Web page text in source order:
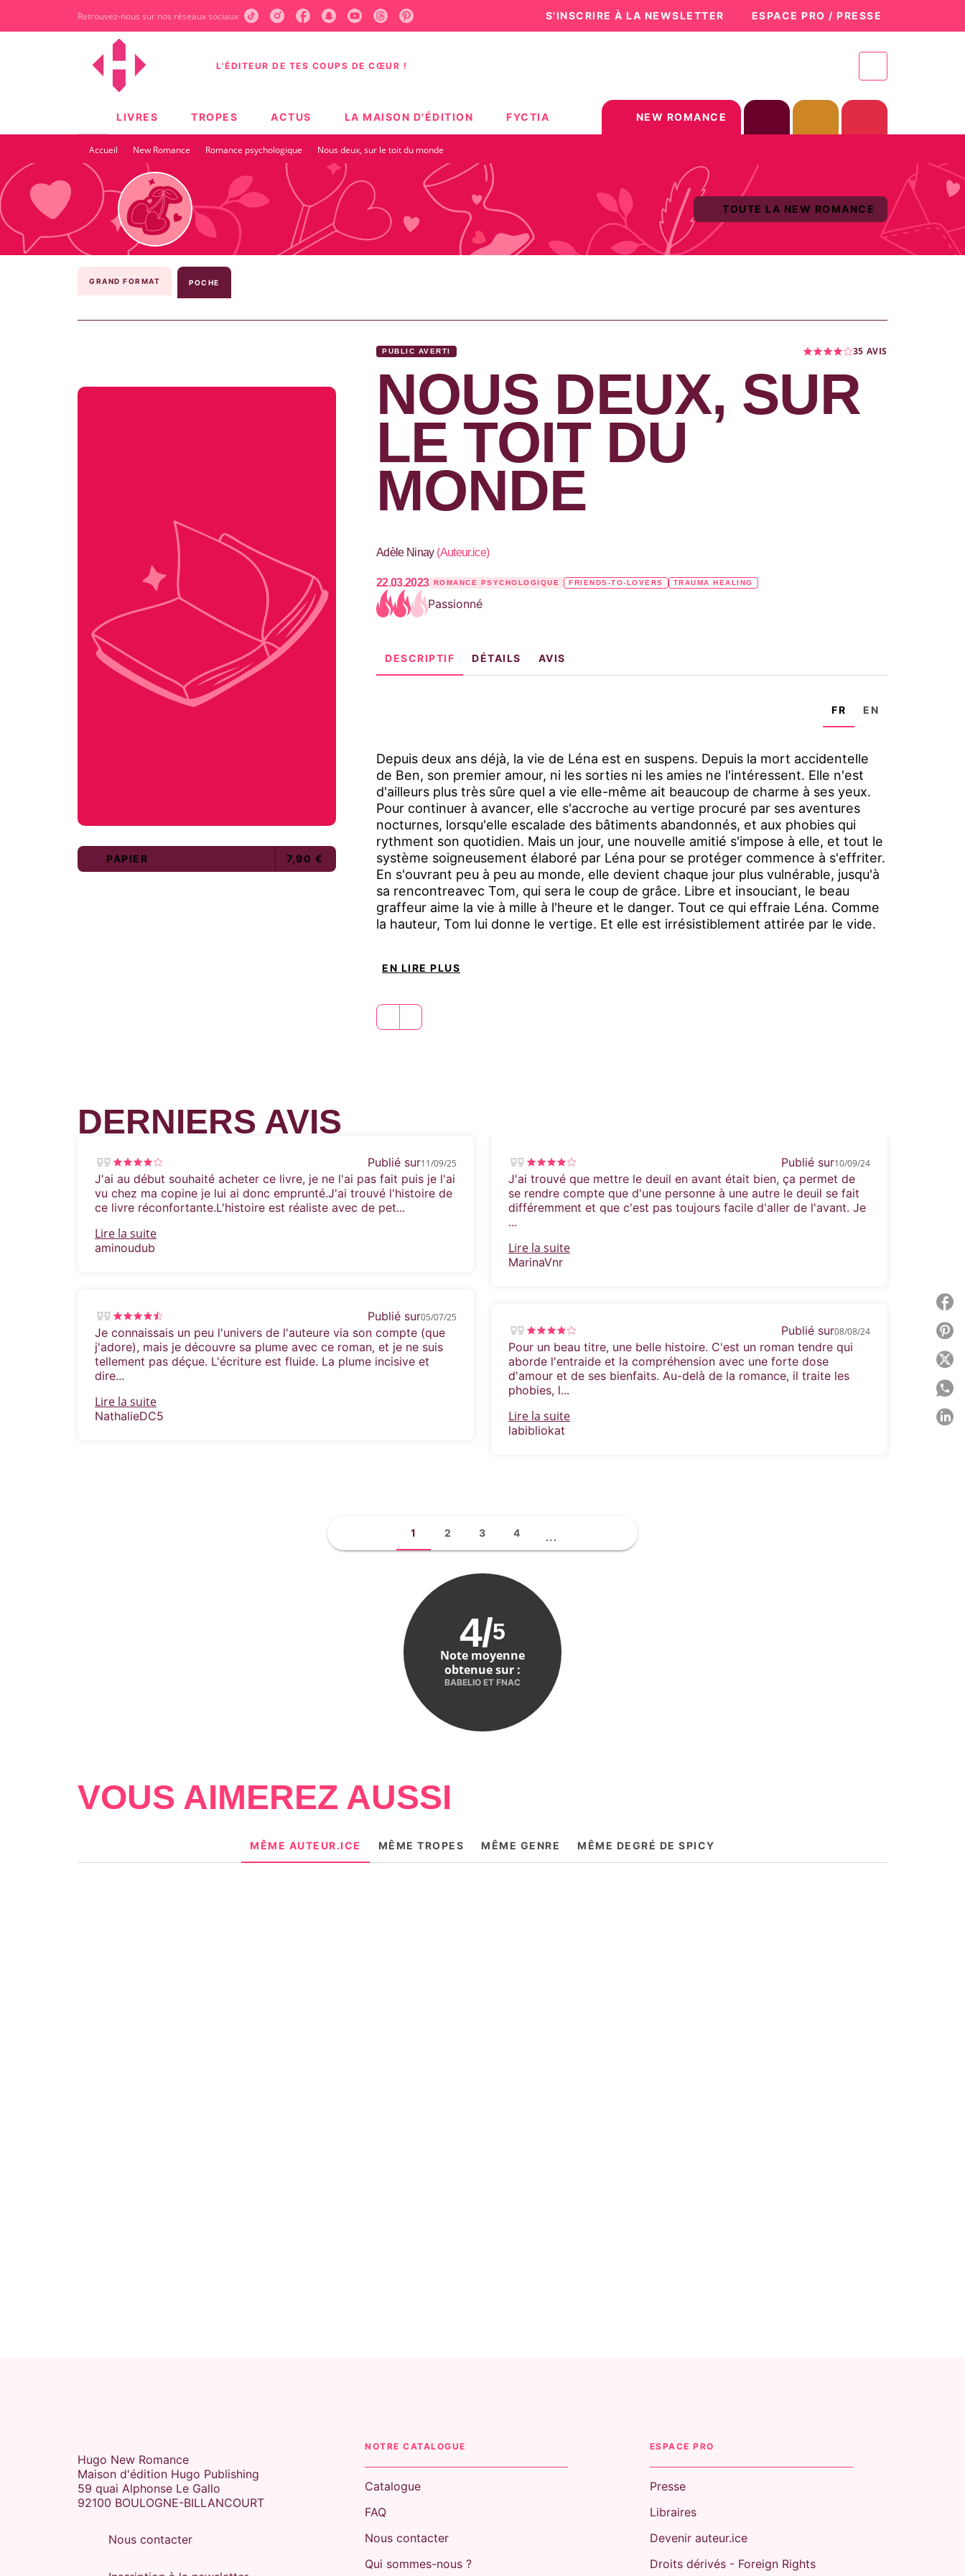
CONTENU PIED DE PAGE
Retrouvez-nous sur nos réseaux sociaux S'INSCRIRE À LA NEWSLETTER ESPACE PRO / PRESSE
L'ÉDITEUR DE TES COUPS DE CŒUR !
LIVRES TROPES ACTUS LA MAISON D'ÉDITION FYCTIA NEW ROMANCE
Accueil · New Romance · Romance psychologique · Nous deux, sur le toit du monde
TOUTE LA NEW ROMANCE
GRAND FORMAT POCHE
PAPIER 7,90 €
PUBLIC AVERTI 35 AVIS
NOUS DEUX, SUR
LE TOIT DU
MONDE
Adèle Ninay(Auteur.ice)
22.03.2023 ROMANCE PSYCHOLOGIQUE FRIENDS-TO-LOVERS TRAUMA HEALING
Passionné
DESCRIPTIF DÉTAILS AVIS
FR EN
Depuis deux ans déjà, la vie de Léna est en suspens. Depuis la mort accidentelle
de Ben, son premier amour, ni les sorties ni les amies ne l'intéressent. Elle n'est
d'ailleurs plus très sûre quel a vie elle-même ait beaucoup de charme à ses yeux.
Pour continuer à avancer, elle s'accroche au vertige procuré par ses aventures
nocturnes, lorsqu'elle escalade des bâtiments abandonnés, et aux phobies qui
rythment son quotidien. Mais un jour, une nouvelle amitié s'impose à elle, et tout le
système soigneusement élaboré par Léna pour se protéger commence à s'effriter.
En s'ouvrant peu à peu au monde, elle devient chaque jour plus vulnérable, jusqu'à
sa rencontreavec Tom, qui sera le coup de grâce. Libre et insouciant, le beau
graffeur aime la vie à mille à l'heure et le danger. Tout ce qui effraie Léna. Comme
la hauteur, Tom lui donne le vertige. Et elle est irrésistiblement attirée par le vide.
EN LIRE PLUS
DERNIERS AVIS
Publié sur11/09/25
J'ai au début souhaité acheter ce livre, je ne l'ai pas fait puis je l'ai
vu chez ma copine je lui ai donc emprunté.J'ai trouvé l'histoire de
ce livre réconfortante.L'histoire est réaliste avec de pet...
Lire la suite
aminoudub
Publié sur05/07/25
Je connaissais un peu l'univers de l'auteure via son compte (que
j'adore), mais je découvre sa plume avec ce roman, et je ne suis
tellement pas déçue. L'écriture est fluide. La plume incisive et
dire...
Lire la suite
NathalieDC5
Publié sur10/09/24
J'ai trouvé que mettre le deuil en avant était bien, ça permet de
se rendre compte que d'une personne à une autre le deuil se fait
différemment et que c'est pas toujours facile d'aller de l'avant. Je
...
Lire la suite
MarinaVnr
Publié sur08/08/24
Pour un beau titre, une belle histoire. C'est un roman tendre qui
aborde l'entraide et la compréhension avec une forte dose
d'amour et de ses bienfaits. Au-delà de la romance, il traite les
phobies, l...
Lire la suite
labibliokat
1 2 3 4 ...
4/5
Note moyenne
obtenue sur :
BABELIO ET FNAC
VOUS AIMEREZ AUSSI
MÊME AUTEUR.ICE MÊME TROPES MÊME GENRE MÊME DEGRÉ DE SPICY
Hugo New Romance
Maison d'édition Hugo Publishing
59 quai Alphonse Le Gallo
92100 BOULOGNE-BILLANCOURT
Nous contacter
NOTRE CATALOGUE
Catalogue
FAQ
Nous contacter
Qui sommes-nous ?
ESPACE PRO
Presse
Libraires
Devenir auteur.ice
Droits dérivés - Foreign Rights